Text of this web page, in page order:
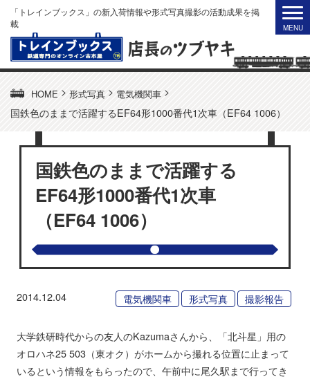
「トレインブックス」の新入荷情報や形式写真撮影の活動成果を掲
載
HOME > 形式写真 > 電気機関車 >
国鉄色のままで活躍するEF64形1000番代1次車（EF64 1006）
国鉄色のままで活躍する
EF64形1000番代1次車
（EF64 1006）
2014.12.04 電気機関車 形式写真 撮影報告
大学鉄研時代からの友人のKazumaさんから、「北斗星」用の
オロハネ25 503（東オク）がホームから撮れる位置に止まって
いるという情報をもらったので、午前中に尾久駅まで行ってき